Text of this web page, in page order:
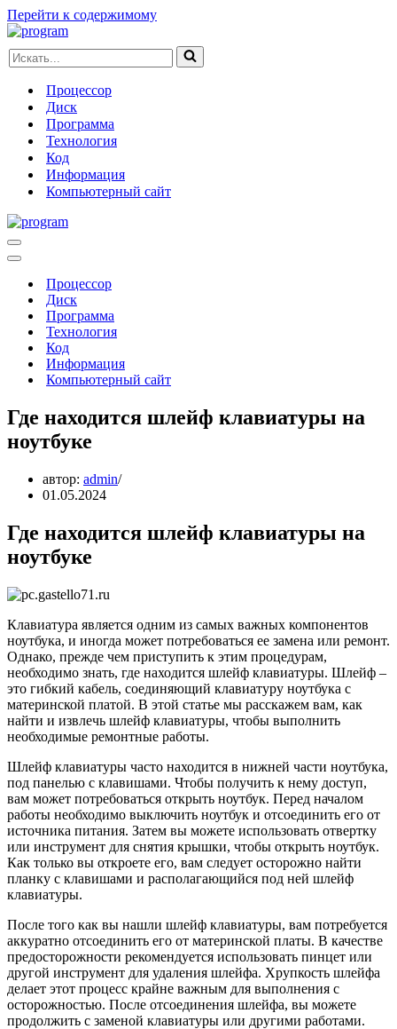
Перейти к содержимому
Искать...
Процессор
Диск
Программа
Технология
Код
Информация
Компьютерный сайт
Меню
навигации
Меню
навигацииПроцессор
Диск
Программа
Технология
Код
Информация
Компьютерный сайт
Где находится шлейф клавиатуры на
ноутбуке
автор: admin
01.05.2024
Где находится шлейф клавиатуры на
ноутбуке
Клавиатура является одним из самых важных компонентов
ноутбука, и иногда может потребоваться ее замена или ремонт.
Однако, прежде чем приступить к этим процедурам,
необходимо знать, где находится шлейф клавиатуры. Шлейф –
это гибкий кабель, соединяющий клавиатуру ноутбука с
материнской платой. В этой статье мы расскажем вам, как
найти и извлечь шлейф клавиатуры, чтобы выполнить
необходимые ремонтные работы.
Шлейф клавиатуры часто находится в нижней части ноутбука,
под панелью с клавишами. Чтобы получить к нему доступ,
вам может потребоваться открыть ноутбук. Перед началом
работы необходимо выключить ноутбук и отсоединить его от
источника питания. Затем вы можете использовать отвертку
или инструмент для снятия крышки, чтобы открыть ноутбук.
Как только вы откроете его, вам следует осторожно найти
планку с клавишами и располагающийся под ней шлейф
клавиатуры.
После того как вы нашли шлейф клавиатуры, вам потребуется
аккуратно отсоединить его от материнской платы. В качестве
предосторожности рекомендуется использовать пинцет или
другой инструмент для удаления шлейфа. Хрупкость шлейфа
делает этот процесс крайне важным для выполнения с
осторожностью. После отсоединения шлейфа, вы можете
продолжить с заменой клавиатуры или другими работами.